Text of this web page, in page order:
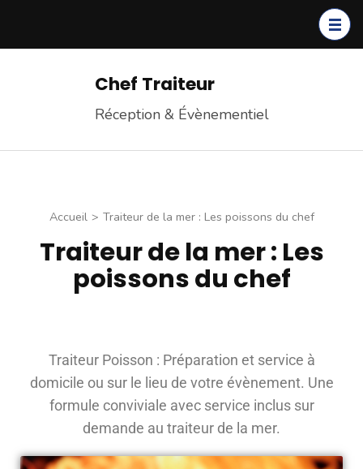
Chef Traiteur
Réception & Évènementiel
Accueil > Traiteur de la mer : Les poissons du chef
Traiteur de la mer : Les
poissons du chef
Traiteur Poisson : Préparation et service à
domicile ou sur le lieu de votre évènement. Une
formule conviviale avec service inclus sur
demande au traiteur de la mer.